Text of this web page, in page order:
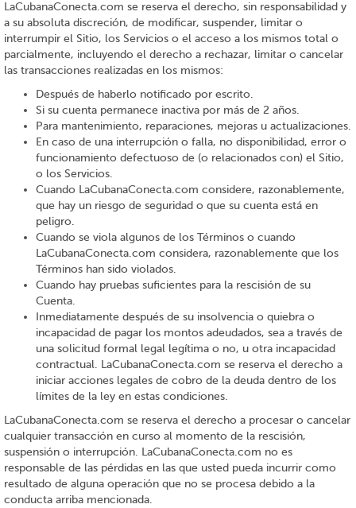
LaCubanaConecta.com se reserva el derecho, sin responsabilidad y
a su absoluta discreción, de modificar, suspender, limitar o
interrumpir el Sitio, los Servicios o el acceso a los mismos total o
parcialmente, incluyendo el derecho a rechazar, limitar o cancelar
las transacciones realizadas en los mismos:
Después de haberlo notificado por escrito.
Si su cuenta permanece inactiva por más de 2 años.
Para mantenimiento, reparaciones, mejoras u actualizaciones.
En caso de una interrupción o falla, no disponibilidad, error o
funcionamiento defectuoso de (o relacionados con) el Sitio,
o los Servicios.
Cuando LaCubanaConecta.com considere, razonablemente,
que hay un riesgo de seguridad o que su cuenta está en
peligro.
Cuando se viola algunos de los Términos o cuando
LaCubanaConecta.com considera, razonablemente que los
Términos han sido violados.
Cuando hay pruebas suficientes para la rescisión de su
Cuenta.
Inmediatamente después de su insolvencia o quiebra o
incapacidad de pagar los montos adeudados, sea a través de
una solicitud formal legal legítima o no, u otra incapacidad
contractual. LaCubanaConecta.com se reserva el derecho a
iniciar acciones legales de cobro de la deuda dentro de los
límites de la ley en estas condiciones.
LaCubanaConecta.com se reserva el derecho a procesar o cancelar
cualquier transacción en curso al momento de la rescisión,
suspensión o interrupción. LaCubanaConecta.com no es
responsable de las pérdidas en las que usted pueda incurrir como
resultado de alguna operación que no se procesa debido a la
conducta arriba mencionada.